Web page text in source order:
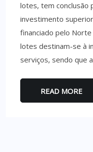
lotes, tem conclusão
investimento
financiado pelo
lotes destinam-se à
serviços, sendo que
READ MORE